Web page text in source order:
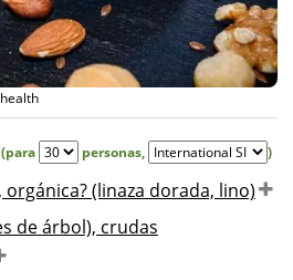
(para personas, )
orgánica? (linaza dorada, lino)
de árbol), crudas